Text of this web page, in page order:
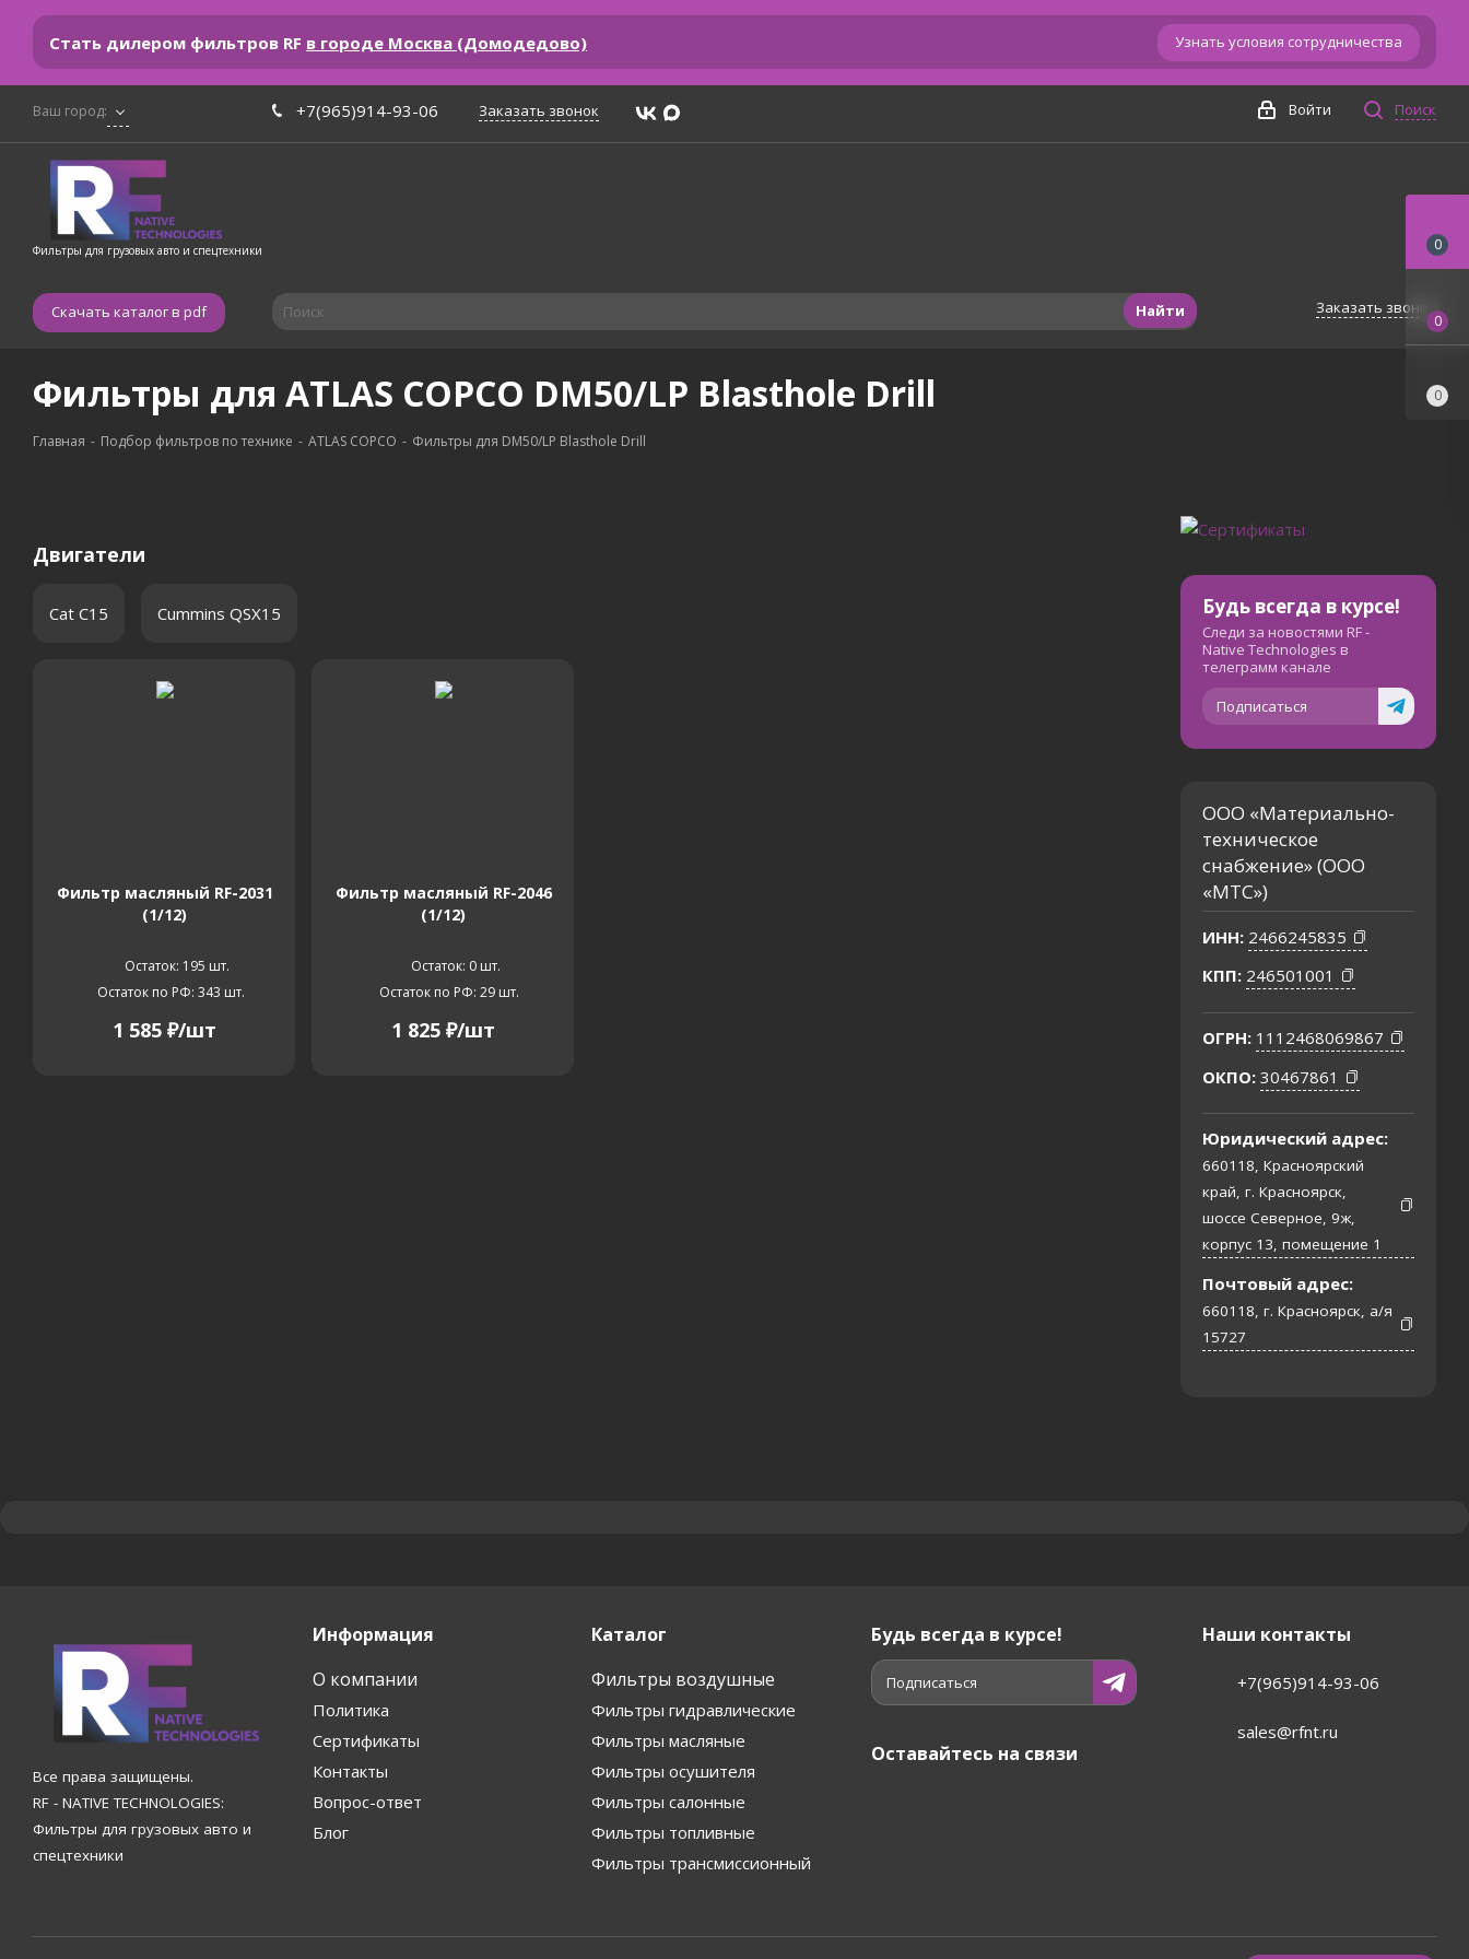
Стать дилером фильтров RF в городе Москва (Домодедово) Узнать условия сотрудничества
Ваш город: +7(965)914-93-06 Заказать звонок Поиск
Войти
Фильтры для грузовых авто и спецтехники
Скачать каталог в pdf Найти Заказать звонок
Фильтры для ATLAS COPCO DM50/LP Blasthole Drill
Главная - Подбор фильтров по технике - ATLAS COPCO - Фильтры для DM50/LP Blasthole Drill
Двигатели
Cat C15 Cummins QSX15
Фильтр масляный RF-2031
(1/12)
Остаток: 195 шт.
Остаток по РФ: 343 шт.
1 585 ₽/шт
Фильтр масляный RF-2046
(1/12)
Остаток: 0 шт.
Остаток по РФ: 29 шт.
1 825 ₽/шт
Будь всегда в курсе!
Следи за новостями RF -
Native Technologies в
телеграмм канале
Подписаться
ООО «Материально-
техническое
снабжение» (ООО
«МТС»)
ИНН: 2466245835
КПП: 246501001
ОГРН: 1112468069867
ОКПО: 30467861
Юридический адрес:
660118, Красноярский
край, г. Красноярск,
шоссе Северное, 9ж,
корпус 13, помещение 1
Почтовый адрес:
660118, г. Красноярск, а/я
15727
Все права защищены.
RF - NATIVE TECHNOLOGIES:
Фильтры для грузовых авто и
спецтехники
Информация
О компании
Политика
Сертификаты
Контакты
Вопрос-ответ
Блог
Каталог
Фильтры воздушные
Фильтры гидравлические
Фильтры масляные
Фильтры осушителя
Фильтры салонные
Фильтры топливные
Фильтры трансмиссионный
Будь всегда в курсе!
Подписаться
Оставайтесь на связи
Наши контакты
+7(965)914-93-06
sales@rfnt.ru
0
0
0